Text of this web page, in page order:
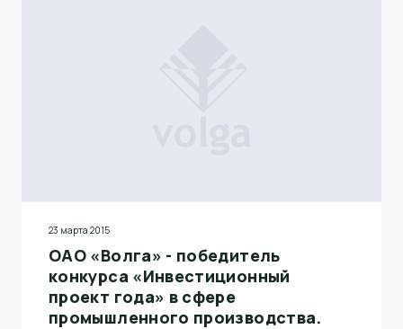
23 марта 2015
ОАО «Волга» - победитель
конкурса «Инвестиционный
проект года» в сфере
промышленного производства.